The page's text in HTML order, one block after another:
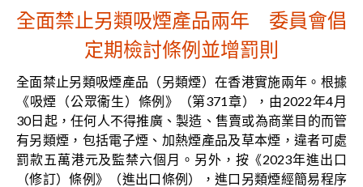
全面禁止另類吸煙產品兩年 委員會倡
定期檢討條例並增罰則
全面禁止另類吸煙產品（另類煙）在香港實施兩年。根據
《吸煙（公眾衞生）條例》（第371章），由2022年4月
30日起，任何人不得推廣、製造、售賣或為商業目的而管
有另類煙，包括電子煙、加熱煙產品及草本煙，違者可處
罰款五萬港元及監禁六個月。另外，按《2023年進出口
（修訂）條例》（進出口條例），進口另類煙經簡易程序